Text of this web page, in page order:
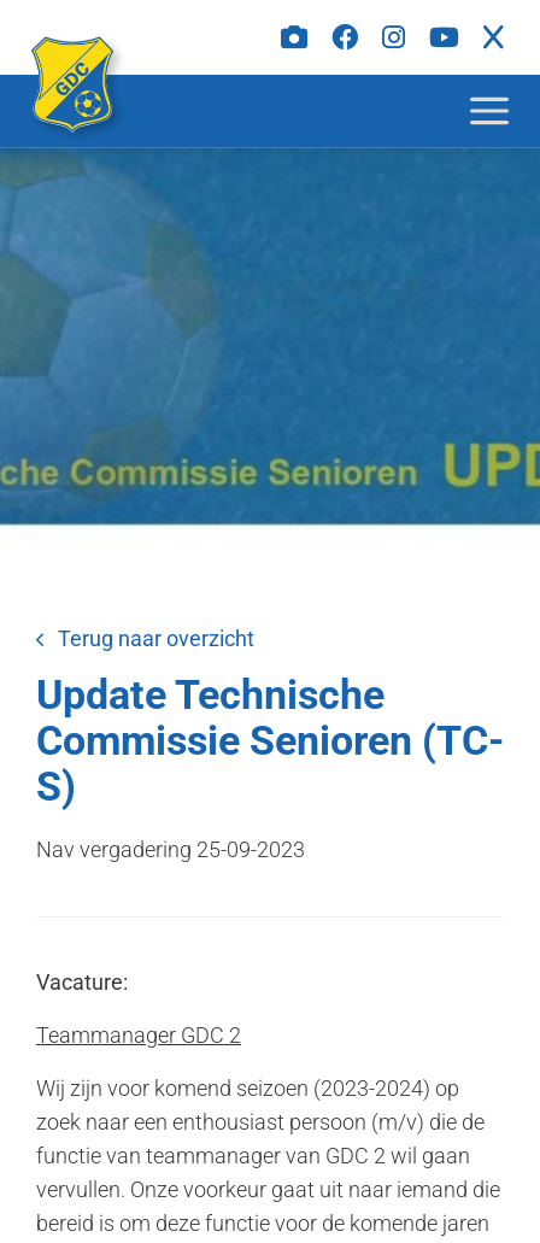
Terug naar overzicht
Update Technische
Commissie Senioren (TC-
S)
Nav vergadering 25-09-2023
Vacature:
Teammanager GDC 2
Wij zijn voor komend seizoen (2023-2024) op
zoek naar een enthousiast persoon (m/v) die de
functie van teammanager van GDC 2 wil gaan
vervullen. Onze voorkeur gaat uit naar iemand die
bereid is om deze functie voor de komende jaren